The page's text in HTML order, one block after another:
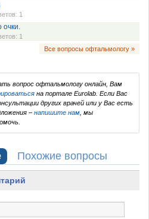
1
очки.
1
Все вопросы офтальмологу »
вопрос офтальмологу онлайн, Вам
на портале Eurolab. Если Вас
других врачей или у Вас есть
– напишите нам , мы
Похожие вопросы